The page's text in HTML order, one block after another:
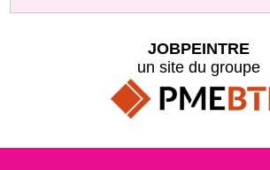
JOBPEINTRE
un site du groupe